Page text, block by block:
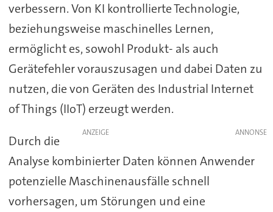
verbessern. Von KI kontrollierte Technologie,
beziehungsweise maschinelles Lernen,
ermöglicht es, sowohl Produkt- als auch
Gerätefehler vorauszusagen und dabei Daten zu
nutzen, die von Geräten des Industrial Internet
of Things (IIoT) erzeugt werden.
ANZEIGE
Durch die
Analyse kombinierter Daten können Anwender
potenzielle Maschinenausfälle schnell
vorhersagen, um Störungen und eine